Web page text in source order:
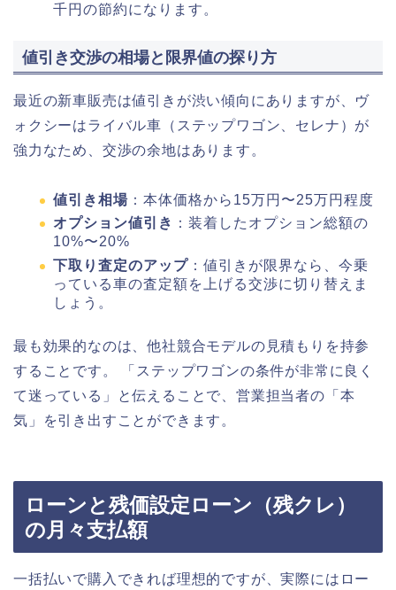
千円の節約になります。
値引き交渉の相場と限界値の探り方
最近の新車販売は値引きが渋い傾向にありますが、ヴ
ォクシーはライバル車（ステップワゴン、セレナ）が
強力なため、交渉の余地はあります。
値引き相場 ：本体価格から15万円〜25万円程度
オプション値引き ：装着したオプション総額の
10%〜20%
下取り査定のアップ ：値引きが限界なら、今乗
っている車の査定額を上げる交渉に切り替えま
しょう。
最も効果的なのは、他社競合モデルの見積もりを持参
することです。 「ステップワゴンの条件が非常に良く
て迷っている」と伝えることで、営業担当者の「本
気」を引き出すことができます。
ローンと残価設定ローン（残クレ）
の月々支払額
一括払いで購入できれば理想的ですが、実際にはロー